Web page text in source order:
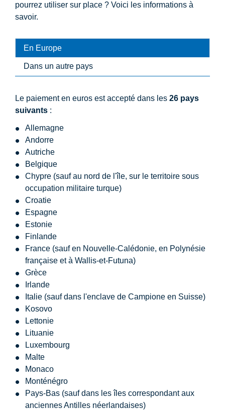
pourrez utiliser sur place ? Voici les informations à
savoir.
En Europe
Dans un autre pays
Le paiement en euros est accepté dans les 26 pays
suivants :
Allemagne
Andorre
Autriche
Belgique
Chypre (sauf au nord de l'île, sur le territoire sous
occupation militaire turque)
Croatie
Espagne
Estonie
Finlande
France (sauf en Nouvelle-Calédonie, en Polynésie
française et à Wallis-et-Futuna)
Grèce
Irlande
Italie (sauf dans l'enclave de Campione en Suisse)
Kosovo
Lettonie
Lituanie
Luxembourg
Malte
Monaco
Monténégro
Pays-Bas (sauf dans les îles correspondant aux
anciennes Antilles néerlandaises)